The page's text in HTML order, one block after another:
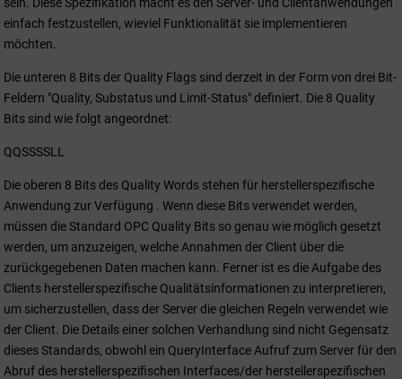
einfach festzustellen, wieviel Funktionalität sie implementieren
möchten.
Die unteren 8 Bits der Quality Flags sind derzeit in der Form von drei Bit-
Feldern "Quality, Substatus und Limit-Status" definiert. Die 8 Quality
Bits sind wie folgt angeordnet:
QQSSSSLL
Die oberen 8 Bits des Quality Words stehen für herstellerspezifische
Anwendung zur Verfügung . Wenn diese Bits verwendet werden,
müssen die Standard OPC Quality Bits so genau wie möglich gesetzt
werden, um anzuzeigen, welche Annahmen der Client über die
zurückgegebenen Daten machen kann. Ferner ist es die Aufgabe des
Clients herstellerspezifische Qualitätsinformationen zu interpretieren,
um sicherzustellen, dass der Server die gleichen Regeln verwendet wie
der Client. Die Details einer solchen Verhandlung sind nicht Gegensatz
dieses Standards, obwohl ein QueryInterface Aufruf zum Server für den
Abruf des herstellerspezifischen Interfaces/der herstellerspezifischen